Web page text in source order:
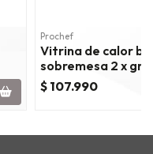
Prochef
Vitrina de calor
sobremesa 2 x gn
$ 107.990